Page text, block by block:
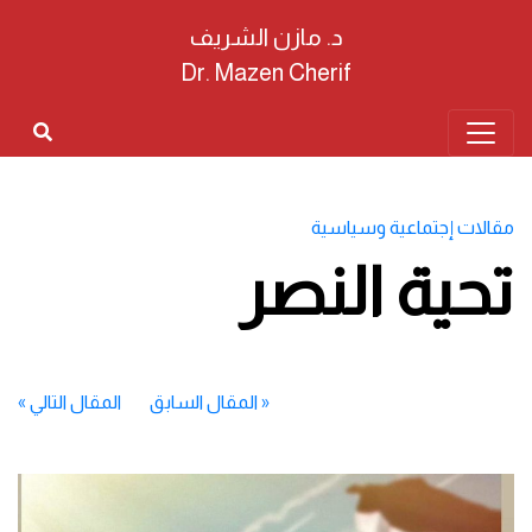
د. مازن الشريف
Dr. Mazen Cherif
مقالات إجتماعية وسياسية
تحية النصر
«المقال السابق المقال التالي »